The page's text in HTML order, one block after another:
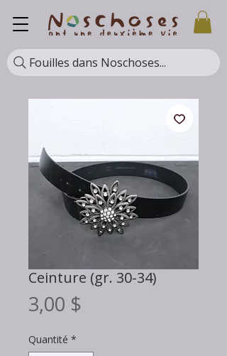
Fouilles dans Noschoses...
Ceinture (gr. 30-34)
3,00 $
Quantité *